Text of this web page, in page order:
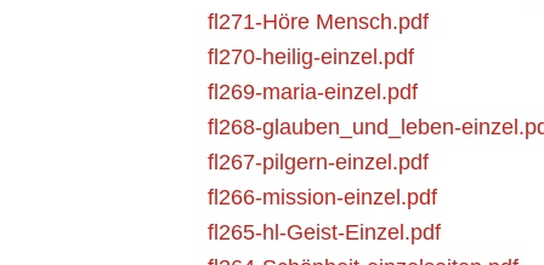
fl271-Höre Mensch.pdf
fl270-heilig-einzel.pdf
fl269-maria-einzel.pdf
fl268-glauben_und_leben-
fl267-pilgern-einzel.pdf
fl266-mission-einzel.pdf
fl265-hl-Geist-Einzel.pdf